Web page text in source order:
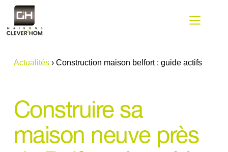
Passer
contenu
Actualités› Construction maison belfort : guide actifs
Construire sa
maison neuve près